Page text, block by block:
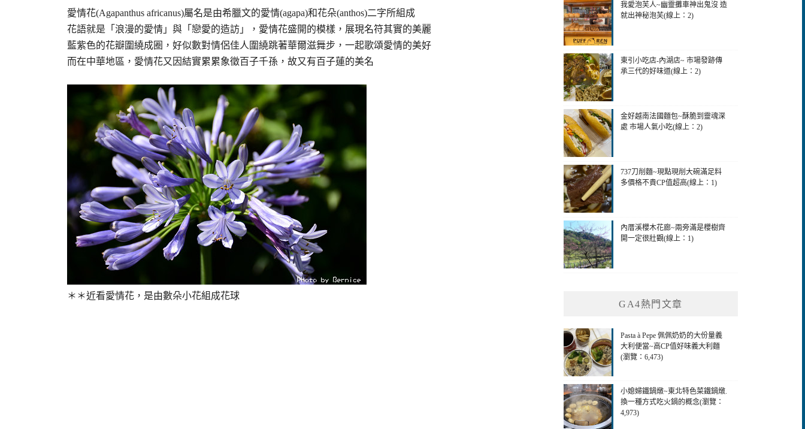
愛情花(Agapanthus africanus)屬名是由希臘文的愛情(agapa)和花朵(anthos)二字所組成
花語就是「浪漫的愛情」與「戀愛的造訪」，愛情花盛開的模樣，展現名符其實的美麗
藍紫色的花瓣圍繞成圈，好似數對情侶佳人圍繞跳著華爾滋舞步，一起歌頌愛情的美好
而在中華地區，愛情花又因結實累累象徵百子千孫，故又有百子蓮的美名
＊＊近看愛情花，是由數朵小花組成花球
我愛泡芙人~幽靈攤車神出鬼沒 造
就出神秘泡芙(線上：2)
東引小吃店-內湖店~ 市場發跡傳
承三代的好味道(線上：2)
金好越南法國麵包~酥脆到靈魂深
處 市場人氣小吃(線上：2)
737刀削麵~現點現削大碗滿足料
多價格不貴CP值超高(線上：1)
內厝溪櫻木花廊~兩旁滿是櫻樹齊
開一定很壯觀(線上：1)
GA4熱門文章
Pasta à Pepe 佩佩奶奶的大份量義
大利便當~高CP值好味義大利麵
(瀏覽：6,473)
小媳婦鐵鍋燉~東北特色菜鐵鍋燉.
換一種方式吃火鍋的概念(瀏覽：
4,973)